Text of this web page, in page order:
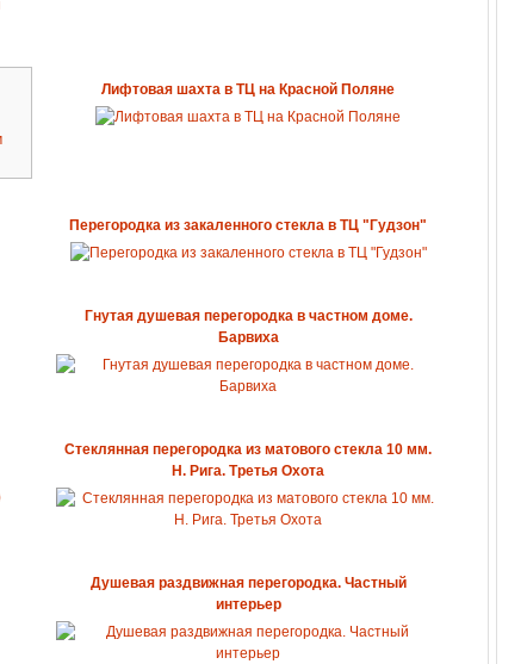
Лифтовая шахта в ТЦ на Красной Поляне
Перегородка из закаленного стекла в ТЦ "Гудзон"
Гнутая душевая перегородка в частном доме.
Барвиха
Стеклянная перегородка из матового стекла 10 мм.
Н. Рига. Третья Охота
Душевая раздвижная перегородка. Частный
интерьер